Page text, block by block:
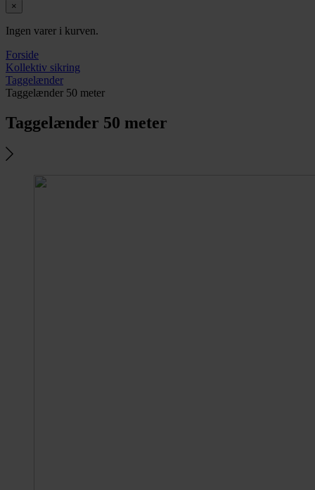
×
Ingen varer i kurven.
Forside
Kollektiv sikring
Taggelænder
Taggelænder 50 meter
Taggelænder 50 meter